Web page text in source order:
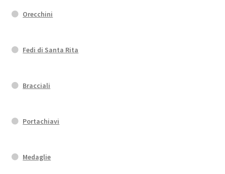
Orecchini
Fedi di Santa Rita
Bracciali
Portachiavi
Medaglie